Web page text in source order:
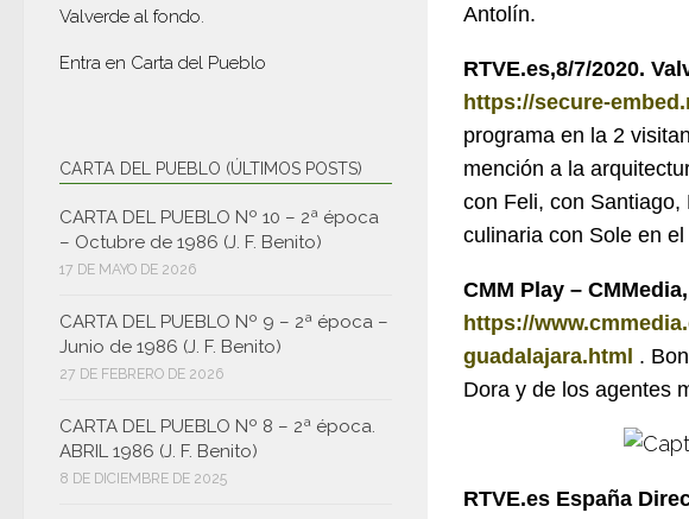
Antolín.
RTVE.es,8/7/2020.
https://secure-
programa en la 2
mención a la
con Feli, con
culinaria con Sole en
CMM Play –
https://
guadalajara.html .
Dora y de los agentes
RTVE.es España
Valverde al fondo.
Entra en Carta del Pueblo
CARTA DEL PUEBLO (ÚLTIMOS POSTS)
CARTA DEL PUEBLO Nº 10 – 2ª época
– Octubre de 1986 (J. F. Benito)
17 DE MAYO DE 2026
CARTA DEL PUEBLO Nº 9 – 2ª época –
Junio de 1986 (J. F. Benito)
27 DE FEBRERO DE 2026
CARTA DEL PUEBLO Nº 8 – 2ª época.
ABRIL 1986 (J. F. Benito)
8 DE DICIEMBRE DE 2025